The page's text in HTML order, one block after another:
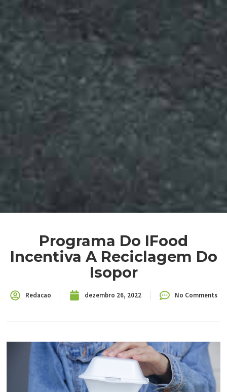
Programa Do IFood
Incentiva A Reciclagem Do
Isopor
Redacao dezembro 26, 2022 No Comments